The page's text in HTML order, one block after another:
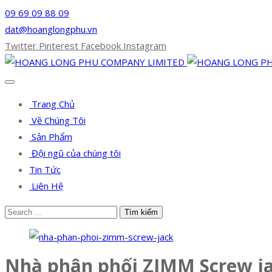
09 69 09 88 09
dat@hoanglongphu.vn
Twitter Pinterest Facebook Instagram
Trang Chủ
Về Chúng Tôi
Sản Phẩm
Đội ngũ của chúng tôi
Tin Tức
Liên Hệ
Nhà phân phối ZIMM Screw